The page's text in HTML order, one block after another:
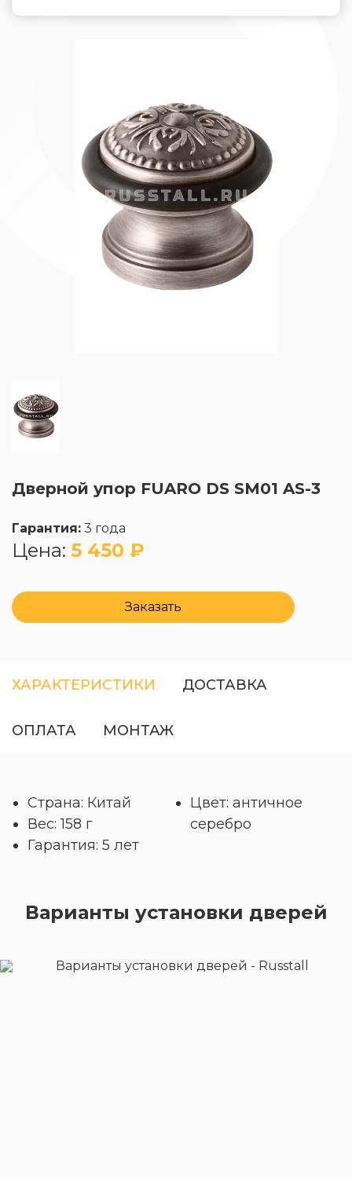
Дверной упор FUARO DS SM01 AS-3
Гарантия: 3 года
Цена: 5 450 ₽
Заказать
ХАРАКТЕРИСТИКИ ДОСТАВКА
ОПЛАТА МОНТАЖ
Страна: Китай
Вес: 158 г
Гарантия: 5 лет
Цвет: античное
серебро
Варианты установки дверей